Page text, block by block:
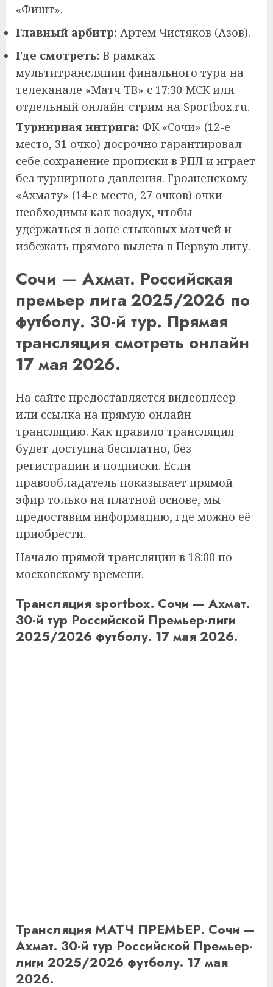
«Фишт».
Главный арбитр: Артем Чистяков (Азов).
Где смотреть: В рамках
мультитрансляции финального тура на
телеканале «Матч ТВ» с 17:30 МСК или
отдельный онлайн-стрим на Sportbox.ru.
Турнирная интрига: ФК «Сочи» (12-е
место, 31 очко) досрочно гарантировал
себе сохранение прописки в РПЛ и играет
без турнирного давления. Грозненскому
«Ахмату» (14-е место, 27 очков) очки
необходимы как воздух, чтобы
удержаться в зоне стыковых матчей и
избежать прямого вылета в Первую лигу.
Сочи — Ахмат. Российская
премьер лига 2025/2026 по
футболу. 30-й тур. Прямая
трансляция смотреть онлайн
17 мая 2026.
На сайте предоставляется видеоплеер
или ссылка на прямую онлайн-
трансляцию. Как правило трансляция
будет доступна бесплатно, без
регистрации и подписки. Если
правообладатель показывает прямой
эфир только на платной основе, мы
предоставим информацию, где можно её
приобрести.
Начало прямой трансляции в 18:00 по
московскому времени.
Трансляция sportbox. Сочи — Ахмат.
30-й тур Российской Премьер-лиги
2025/2026 футболу. 17 мая 2026.
Трансляция МАТЧ ПРЕМЬЕР. Сочи —
Ахмат. 30-й тур Российской Премьер-
лиги 2025/2026 футболу. 17 мая
2026.